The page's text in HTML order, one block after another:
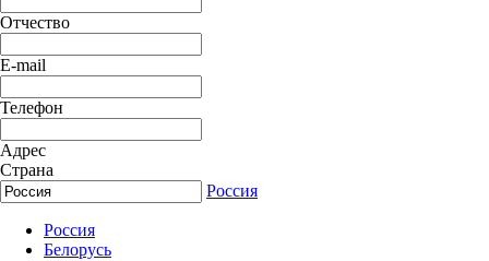
Отчество
E-mail
Телефон
Адрес
Страна
Россия
Россия
Белорусь